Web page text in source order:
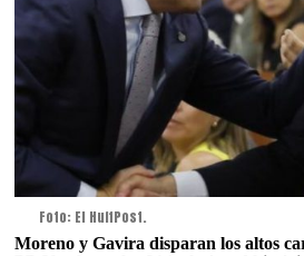
Foto: El HuffPost.
Moreno y Gavira disparan los altos